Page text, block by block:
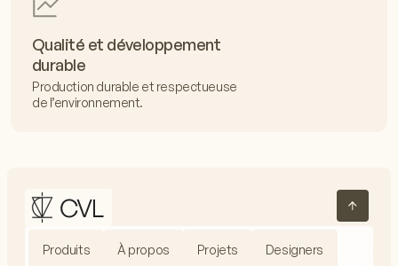
Qualité et développement
durable
Production durable et respectueuse
de l’environnement.
Produits À propos Projets Designers